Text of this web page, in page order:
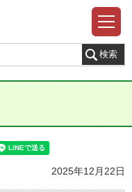
2025年12月22日